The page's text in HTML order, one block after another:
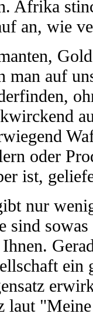
Afrika
an, wie
man auf
oder
ist,
nur
sind
ein
laut